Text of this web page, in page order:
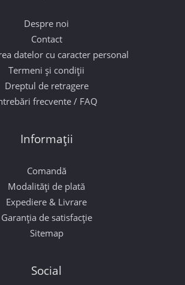
Despre noi
Contact
datelor cu caracter personal
Termeni și condiții
Dreptul de retragere
frecvente / FAQ
Informații
Comandă
Modalități de plată
Expediere & Livrare
Garanția de satisfacție
Sitemap
Social